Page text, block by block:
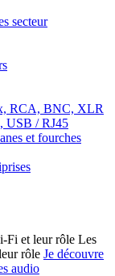
secteur
RCA, BNC, XLR
USB / RJ45
et fourches
Les
rôle Je découvre
audio